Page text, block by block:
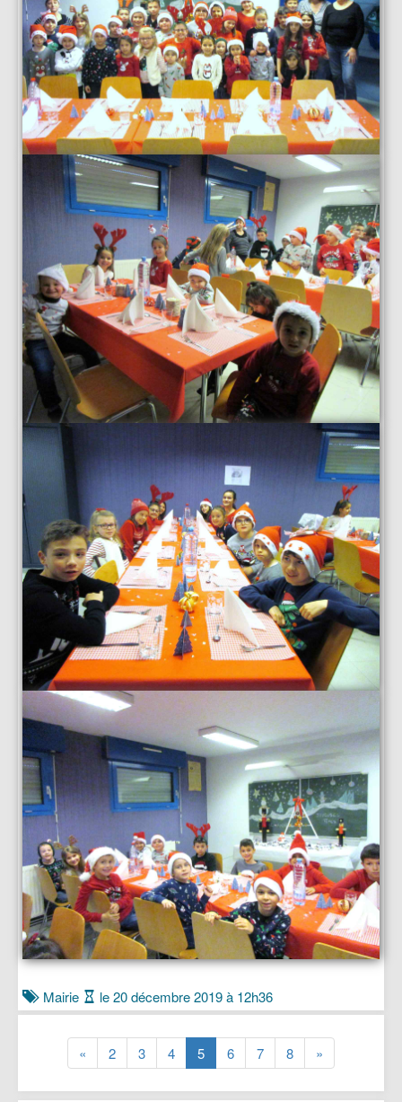
Mairie le 20 décembre 2019 à 12h36
« 2(current)
3(current)
4(current)
5(current)
6(current)
7(current)
8(current)
»